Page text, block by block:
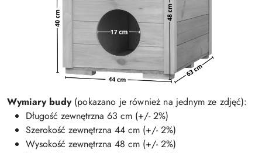
Wymiary budy(pokazano je również na jednym ze zdjęć):
Długość zewnętrzna 63 cm (+/- 2%)
Szerokość zewnętrzna 44 cm (+/- 2%)
Wysokość zewnętrzna 48 cm (+/- 2%)